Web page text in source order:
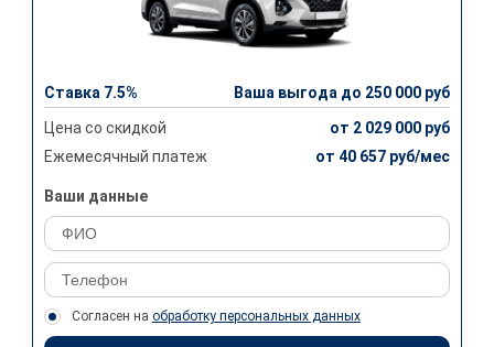
Ставка 7.5%
Ваша выгода до 250 000 руб
Цена со скидкой
от 2 029 000 руб
Ежемесячный платеж
от 40 657 руб/мес
Ваши данные
Согласен на обработку персональных данных